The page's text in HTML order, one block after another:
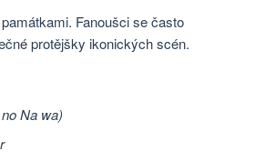
Fanoušci se často
protějšky ikonických scén.
Na wa)